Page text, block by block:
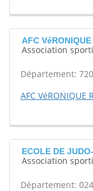
AFC
Association
Département:
AFC VéRONIQUE
ECOLE DE
Association
Département: